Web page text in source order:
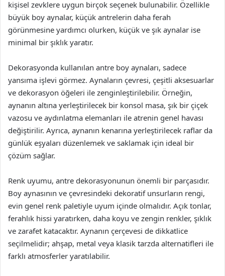
kişisel zevklere uygun birçok seçenek bulunabilir. Özellikle
büyük boy aynalar, küçük antrelerin daha ferah
görünmesine yardımcı olurken, küçük ve şık aynalar ise
minimal bir şıklık yaratır.
Dekorasyonda kullanılan antre boy aynaları, sadece
yansıma işlevi görmez. Aynaların çevresi, çeşitli aksesuarlar
ve dekorasyon öğeleri ile zenginleştirilebilir. Örneğin,
aynanın altına yerleştirilecek bir konsol masa, şık bir çiçek
vazosu ve aydınlatma elemanları ile atrenin genel havası
değiştirilir. Ayrıca, aynanın kenarına yerleştirilecek raflar da
günlük eşyaları düzenlemek ve saklamak için ideal bir
çözüm sağlar.
Renk uyumu, antre dekorasyonunun önemli bir parçasıdır.
Boy aynasının ve çevresindeki dekoratif unsurların rengi,
evin genel renk paletiyle uyum içinde olmalıdır. Açık tonlar,
ferahlık hissi yaratırken, daha koyu ve zengin renkler, şıklık
ve zarafet katacaktır. Aynanın çerçevesi de dikkatlice
seçilmelidir; ahşap, metal veya klasik tarzda alternatifleri ile
farklı atmosferler yaratılabilir.